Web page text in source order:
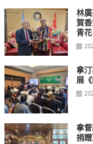
林
賀
青花
拿
展
拿
捐